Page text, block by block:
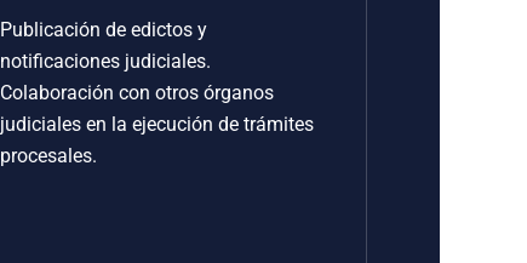
Publicación de edictos y
notificaciones judiciales.
Colaboración con otros órganos
judiciales en la ejecución de trámites
procesales.